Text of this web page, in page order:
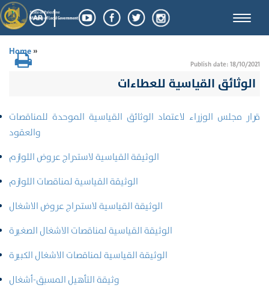
Toggle
Home»
Publish date: 18/10/2021
الوثائق القياسية للعطاءات
قرار مجلس الوزراء لاعتماد الوثائق القياسية الموحدة للمناقصات
والعقود
الوثيقة القياسية لاستدراج عروض اللوازم
الوثيقة القياسية لمناقصات اللوازم
الوثيقة القياسية لاستدراج عروض الاشغال
الوثيقة القياسية لمناقصات الاشغال الصغيرة
الوثيقة القياسية لمناقصات الاشغال الكبيرة
وثيقة التأهيل المسبق-أشغال